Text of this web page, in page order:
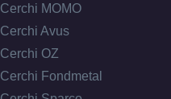
Cerchi MOMO
Cerchi Avus
Cerchi OZ
Cerchi Fondmetal